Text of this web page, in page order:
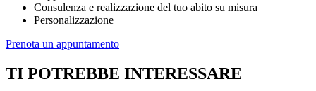
Consulenza e realizzazione del tuo abito su misura
Personalizzazione
Prenota un appuntamento
TI POTREBBE INTERESSARE